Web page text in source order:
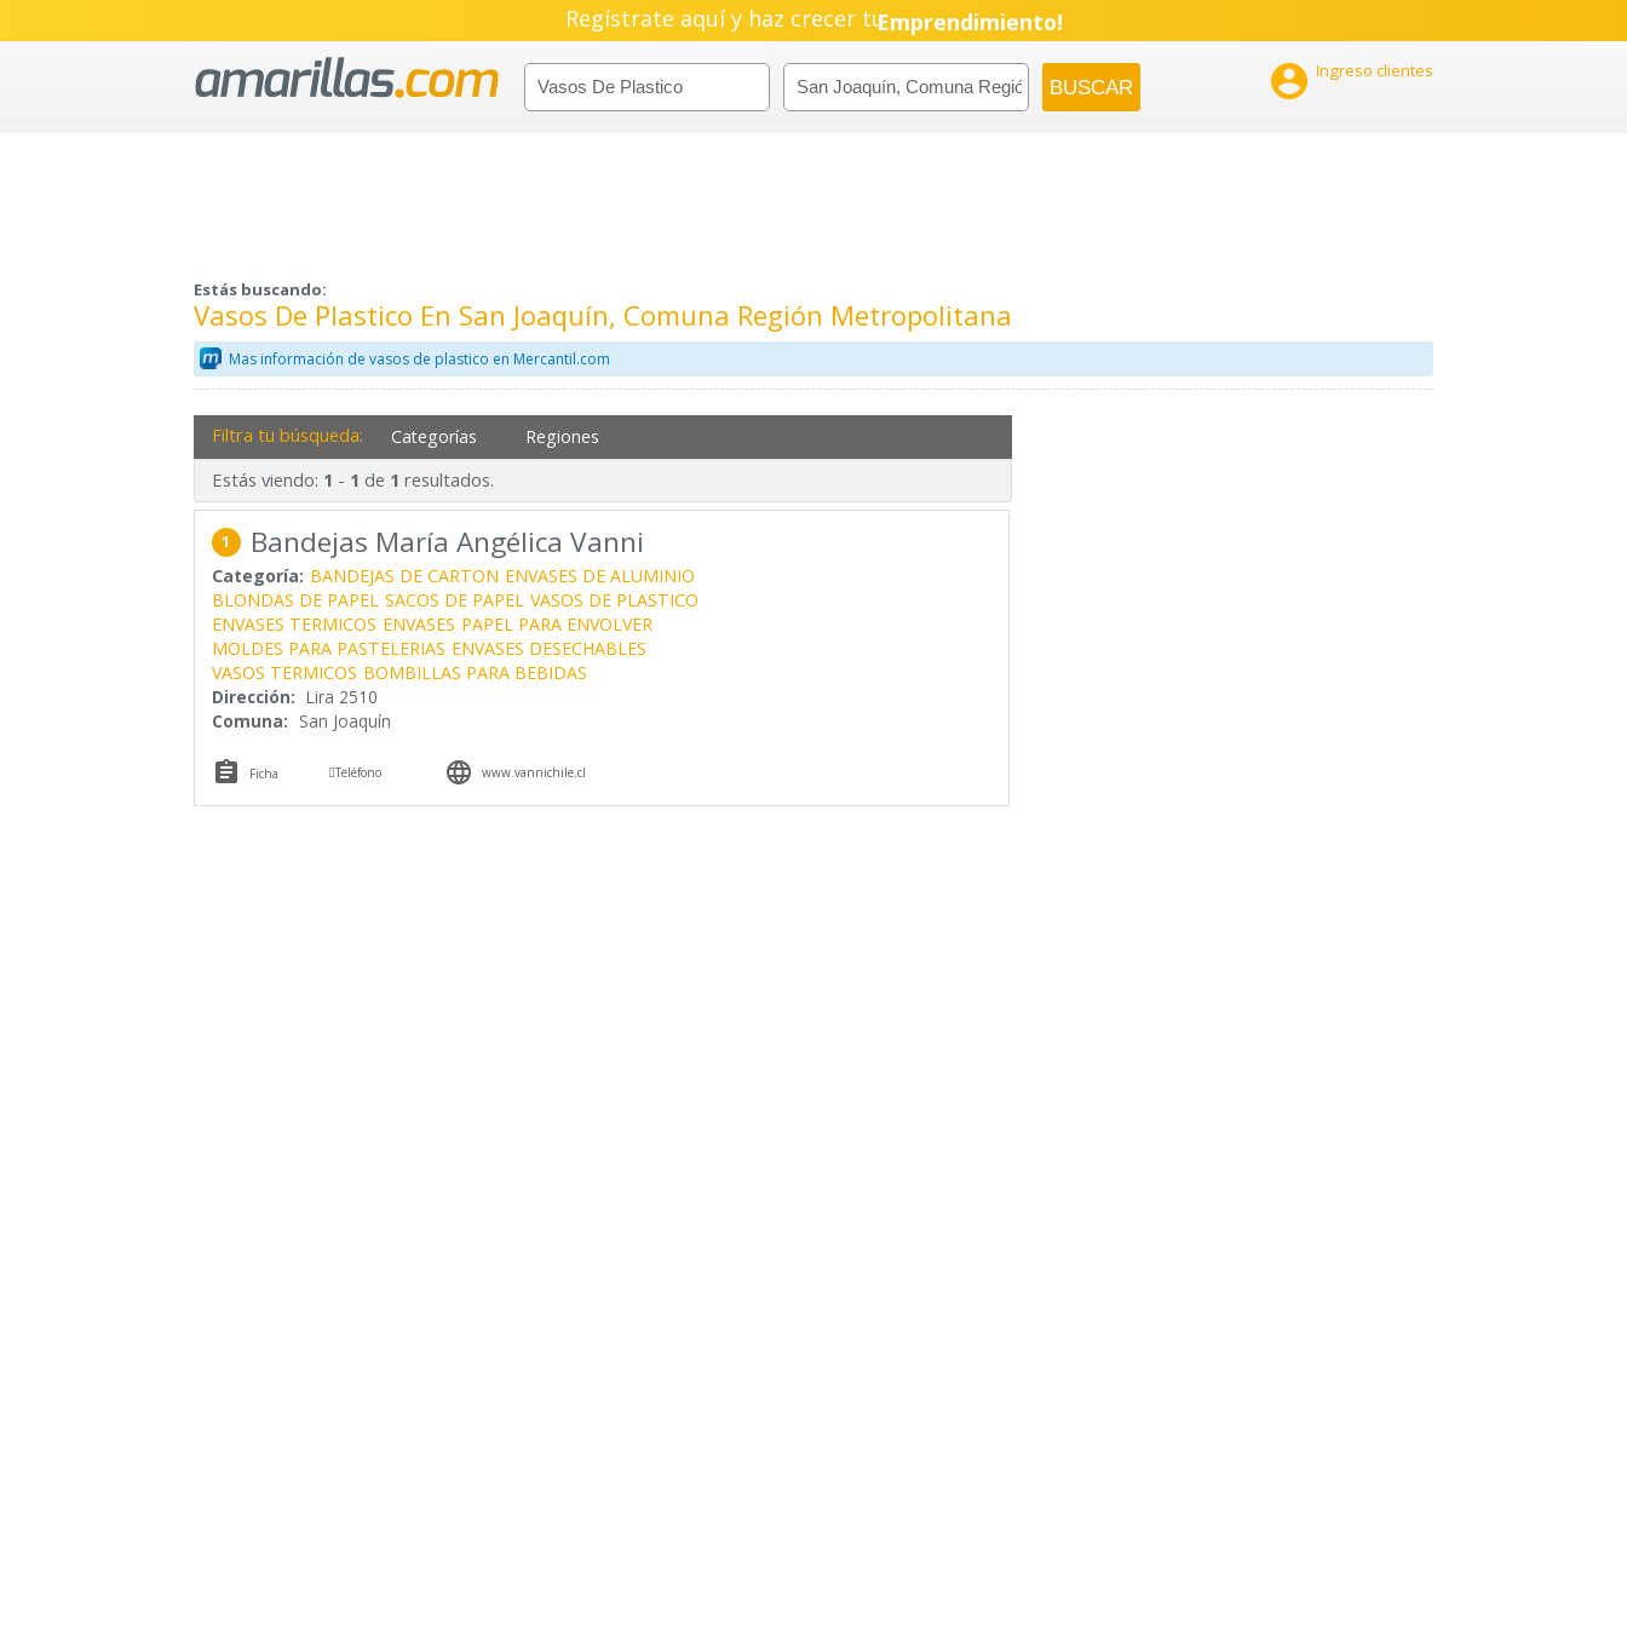
Regístrate aquí y haz crecer tuEmprendimiento!
 Ingreso clientes
Estás buscando:
Vasos De Plastico En San Joaquín, Comuna Región Metropolitana
Mas información de vasos de plastico en Mercantil.com
Filtra tu búsqueda: Categorías Regiones
Estás viendo: 1 - 1 de 1 resultados.
1 Bandejas María Angélica Vanni
Categoría: BANDEJAS DE CARTON ENVASES DE ALUMINIO
BLONDAS DE PAPEL SACOS DE PAPEL VASOS DE PLASTICO
ENVASES TERMICOS ENVASES PAPEL PARA ENVOLVER
MOLDES PARA PASTELERIAS ENVASES DESECHABLES
VASOS TERMICOS BOMBILLAS PARA BEBIDAS
Dirección: Lira 2510
Comuna: San Joaquín
 Ficha Teléfono  www.vannichile.cl